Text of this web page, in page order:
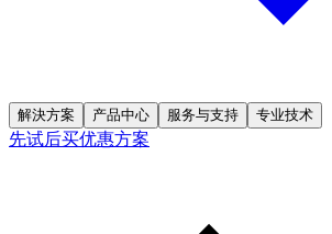
解決方案 产品中心 服务与支持 专业技术
先试后买优惠方案